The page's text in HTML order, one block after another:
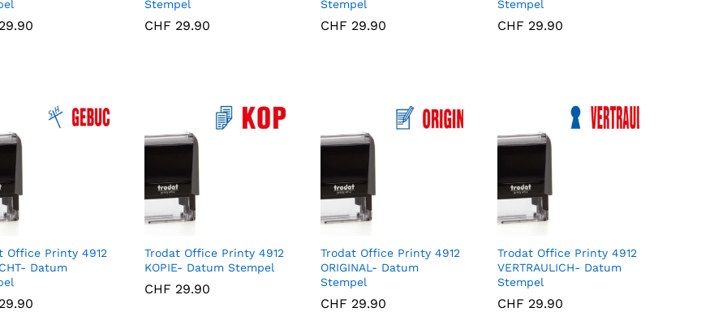
29.90
29.90
Stempel
CHF 29.90
CHF 29.90
Stempel
CHF 29.90
CHF 29.90
Stempel
CHF 29.90
CHF 29.90
Office Printy 4912
Datum
29.90
29.90
Trodat Office Printy 4912
KOPIE- Datum Stempel
CHF 29.90
CHF 29.90
Trodat Office Printy 4912
ORIGINAL- Datum
Stempel
CHF 29.90
CHF 29.90
Trodat Office Printy 4912
VERTRAULICH- Datum
Stempel
CHF 29.90
CHF 29.90